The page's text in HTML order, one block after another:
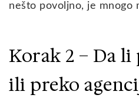
nešto povoljno, je mnogo
Korak 2 – Da
ili preko